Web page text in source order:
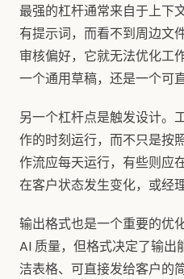
最强的杠杆通常来自于上下
有提示词，而看不到周边文
审核偏好，它就无法优化工
一个通用草稿，还是一个可
另一个杠杆点是触发设计。
作的时刻运行，而不只是按
作流应每天运行，有些则应
在客户状态发生变化，或经
输出格式也是一个重要的优
AI 质量，但格式决定了输出
洁表格、可直接发给客户的